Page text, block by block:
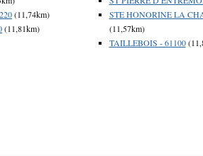
(11,74km)
(11,81km)
STE HONORINE LA
(11,57km)
TAILLEBOIS - 61100